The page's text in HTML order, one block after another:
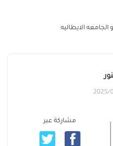
الايطاليه
مشاركة عبر